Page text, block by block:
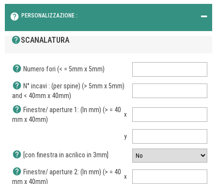
help PERSONALIZZAZIONE :
helpSCANALATURA
help Numero fori (< = 5mm x 5mm)
help N° incavi : (per spine) (> 5mm x 5mm)
and < 40mm x 40mm)
help Finestre/ aperture 1: (In mm) (> = 40
mm x 40mm)
x
y
help [con finestra in acrilico in 3mm]
help Finestre/ aperture 2: (In mm) (> = 40
mm x 40mm)
x